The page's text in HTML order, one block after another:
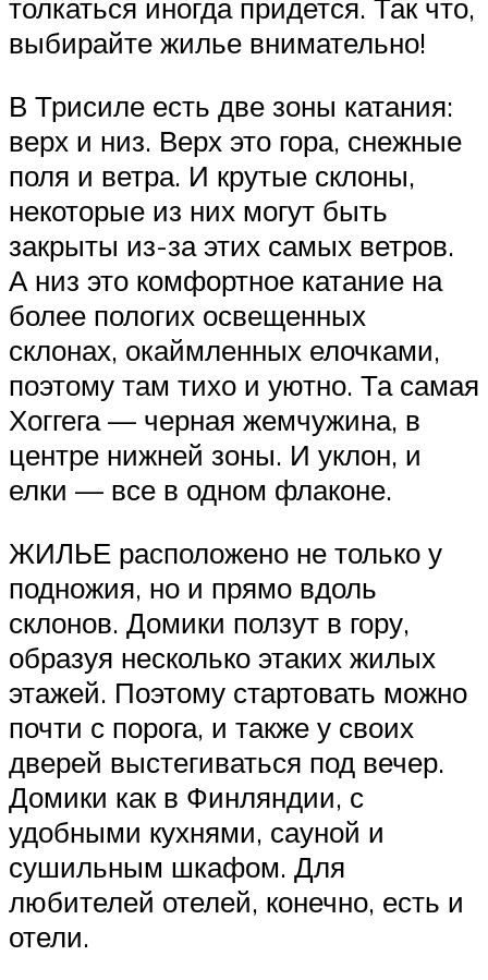
толкаться иногда придется. Так что,
выбирайте жилье внимательно!
В Трисиле есть две зоны катания:
верх и низ. Верх это гора, снежные
поля и ветра. И крутые склоны,
некоторые из них могут быть
закрыты из-за этих самых ветров.
А низ это комфортное катание на
более пологих освещенных
склонах, окаймленных елочками,
поэтому там тихо и уютно. Та самая
Хоггега — черная жемчужина, в
центре нижней зоны. И уклон, и
елки — все в одном флаконе.
ЖИЛЬЕ расположено не только у
подножия, но и прямо вдоль
склонов. Домики ползут в гору,
образуя несколько этаких жилых
этажей. Поэтому стартовать можно
почти с порога, и также у своих
дверей выстегиваться под вечер.
Домики как в Финляндии, с
удобными кухнями, сауной и
сушильным шкафом. Для
любителей отелей, конечно, есть и
отели.